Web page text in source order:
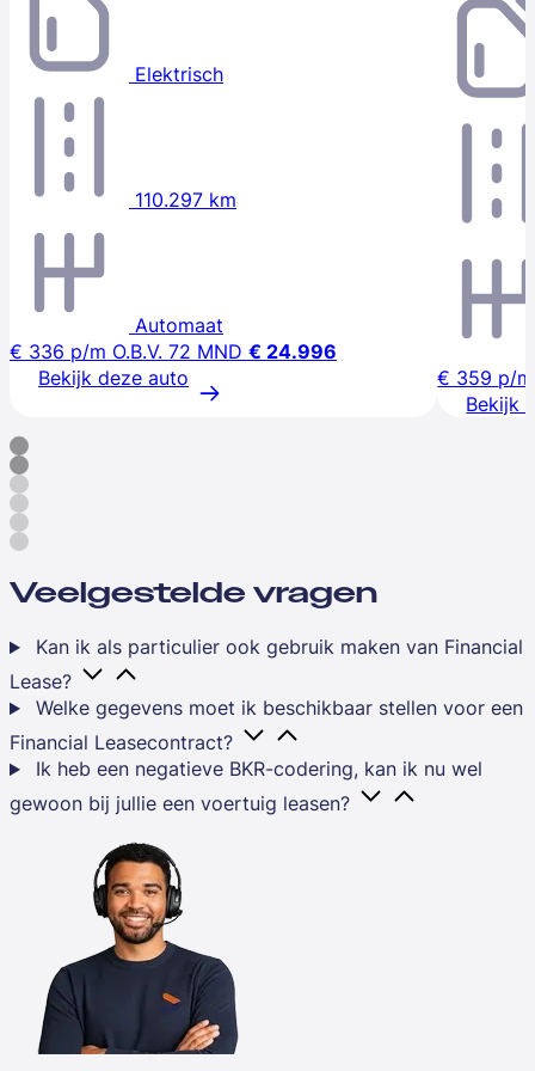
Elektrisch
110.297 km
Automaat
€ 336 p/m O.B.V. 72 MND € 24.996
Bekijk deze auto
€ 359 p/m
Bekijk
Veelgestelde vragen
Kan ik als particulier ook gebruik maken van Financial
Lease?
Welke gegevens moet ik beschikbaar stellen voor een
Financial Leasecontract?
Ik heb een negatieve BKR-codering, kan ik nu wel
gewoon bij jullie een voertuig leasen?